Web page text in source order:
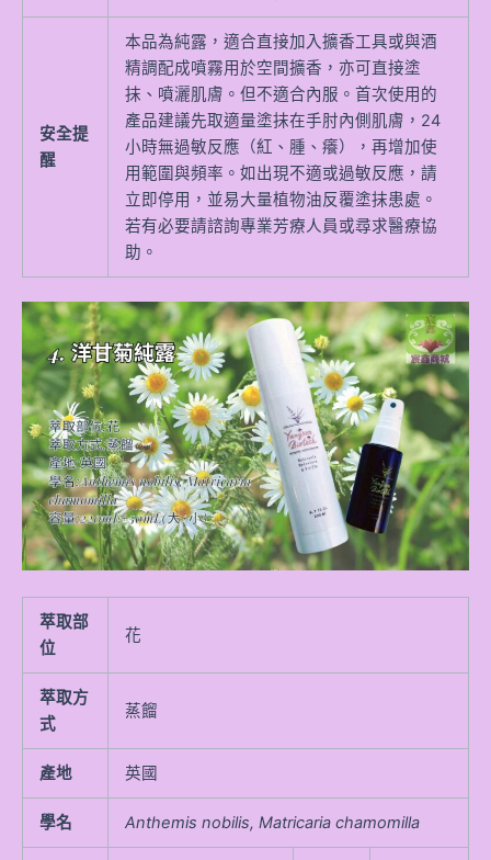
安全提
醒
本品為純露，適合直接加入擴香工具或與酒
精調配成噴霧用於空間擴香，亦可直接塗
抹、噴灑肌膚。但不適合內服。首次使用的
產品建議先取適量塗抹在手肘內側肌膚，24
小時無過敏反應（紅、腫、癢），再增加使
用範圍與頻率。如出現不適或過敏反應，請
立即停用，並易大量植物油反覆塗抹患處。
若有必要請諮詢專業芳療人員或尋求醫療協
助。
萃取部
位
花
萃取方
式
蒸餾
產地 英國
學名 Anthemis nobilis, Matricaria chamomilla